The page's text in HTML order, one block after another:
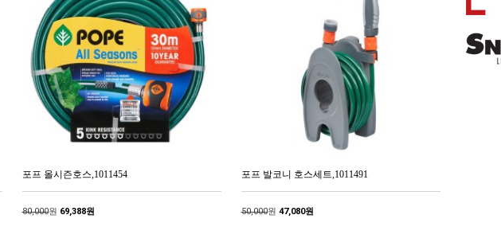
포프 올시즌호스,1011454
80,000원 69,388원
포프 발코니 호스세트,1011491
50,000원 47,080원